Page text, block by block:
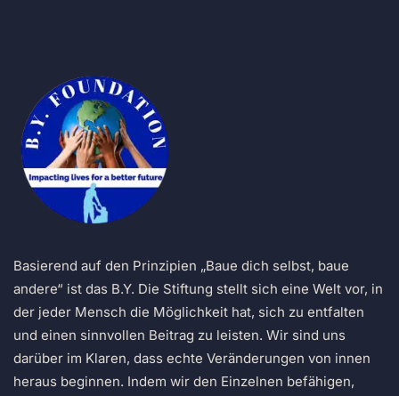
Basierend auf den Prinzipien „Baue dich selbst, baue
andere“ ist das B.Y. Die Stiftung stellt sich eine Welt vor, in
der jeder Mensch die Möglichkeit hat, sich zu entfalten
und einen sinnvollen Beitrag zu leisten. Wir sind uns
darüber im Klaren, dass echte Veränderungen von innen
heraus beginnen. Indem wir den Einzelnen befähigen,